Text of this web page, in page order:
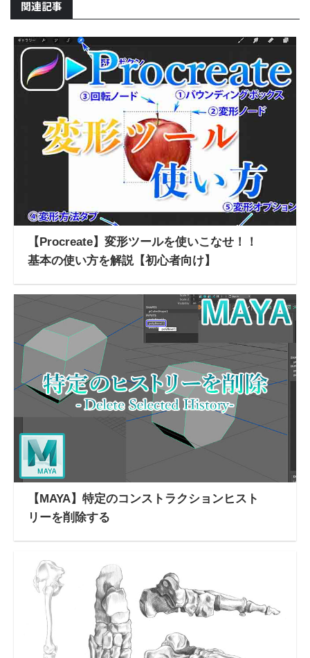
関連記事
【Procreate】変形ツールを使いこなせ！！
基本の使い方を解説【初心者向け】
【MAYA】特定のコンストラクションヒスト
リーを削除する